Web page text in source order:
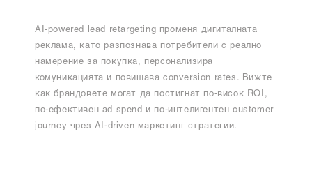
AI-powered lead retargeting променя дигиталната
реклама, като разпознава потребители с реално
намерение за покупка, персонализира
комуникацията и повишава conversion rates. Вижте
как брандовете могат да постигнат по-висок ROI,
по-ефективен ad spend и по-интелигентен customer
journey чрез AI-driven маркетинг стратегии.